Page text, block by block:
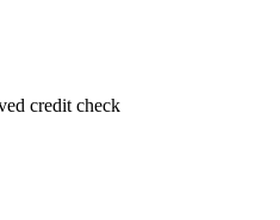
credit check